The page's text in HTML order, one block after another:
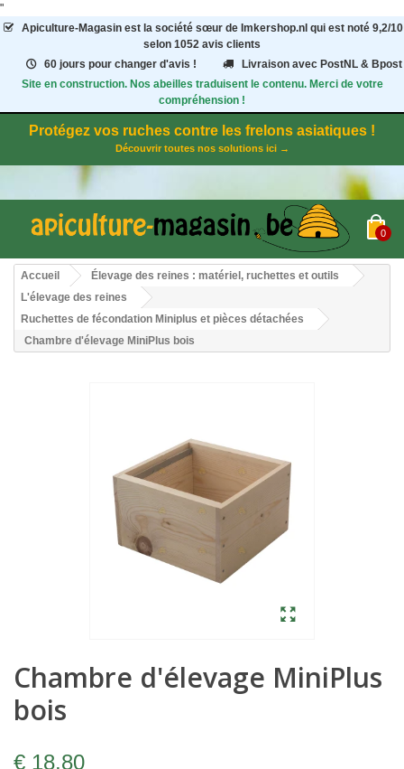
"
Apiculture-Magasinest la société sœur de Imkershop.nl qui est noté 9,2/10
selon 1052 avis clients
60 jours pour changer d'avis !
Livraison avec PostNL & Bpost
Site en construction. Nos abeilles traduisent le contenu. Merci de votre
compréhension !
Protégez vos ruches contre les frelons asiatiques !
Découvrir toutes nos solutions ici →
0
Accueil
Élevage des reines : matériel, ruchettes et outils
L'élevage des reines
Ruchettes de fécondation Miniplus et pièces détachées
Chambre d'élevage MiniPlus bois
Chambre d'élevage MiniPlus
bois
€ 18,80